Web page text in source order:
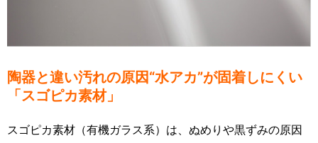
陶器と違い汚れの原因“水アカ”が固着しにくい
「スゴピカ素材」
スゴピカ素材（有機ガラス系）は、ぬめりや黒ずみの原因